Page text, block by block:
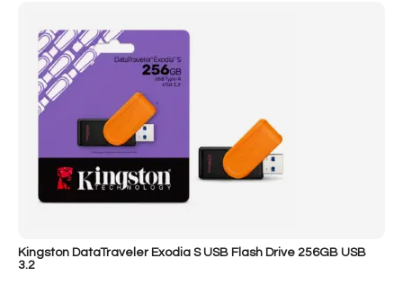
Kingston DataTraveler Exodia S USB Flash Drive 256GB USB
3.2